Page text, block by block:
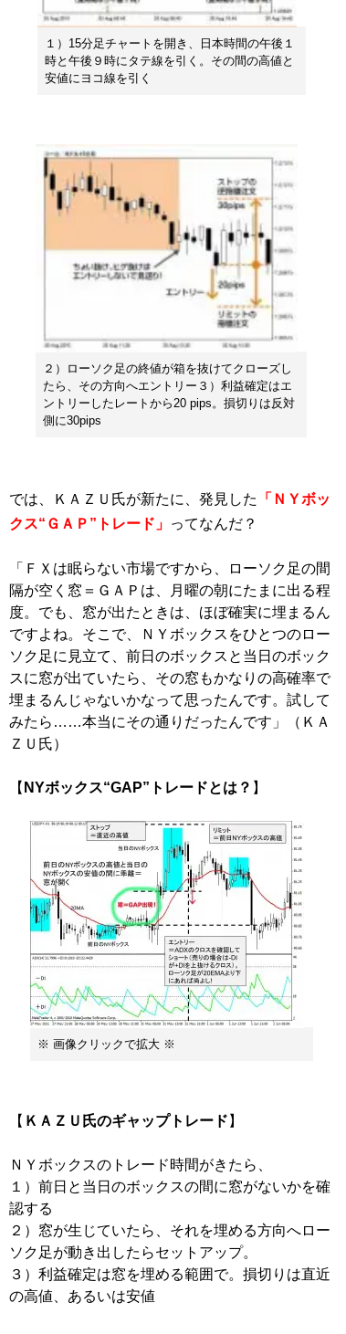
１）15分足チャートを開き、日本時間の午後１
時と午後９時にタテ線を引く。その間の高値と
安値にヨコ線を引く
２）ローソク足の終値が箱を抜けてクローズし
たら、その方向へエントリー３）利益確定はエ
ントリーしたレートから20 pips。損切りは反対
側に30pips
では、ＫＡＺＵ氏が新たに、発見した
「ＮＹボッ
クス“ＧＡＰ”トレード」 ってなんだ？
「ＦＸは眠らない市場ですから、ローソク足の間
隔が空く窓＝ＧＡＰは、月曜の朝にたまに出る程
度。でも、窓が出たときは、ほぼ確実に埋まるん
ですよね。そこで、ＮＹボックスをひとつのロー
ソク足に見立て、前日のボックスと当日のボック
スに窓が出ていたら、その窓もかなりの高確率で
埋まるんじゃないかなって思ったんです。試して
みたら……本当にその通りだったんです」（ＫＡ
ＺＵ氏）
【 NYボックス“GAP”トレードとは？ 】
※ 画像クリックで拡大 ※
【 ＫＡＺＵ氏のギャップトレード 】
ＮＹボックスのトレード時間がきたら、
１）前日と当日のボックスの間に窓がないかを確
認する
２）窓が生じていたら、それを埋める方向へロー
ソク足が動き出したらセットアップ。
３）利益確定は窓を埋める範囲で。損切りは直近
の高値、あるいは安値